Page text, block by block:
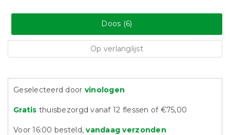
Doos (6)
Op verlanglijst
Geselecteerd door vinologen
Gratis thuisbezorgd vanaf 12 flessen of €75,00
Voor 16:00 besteld,vandaag verzonden